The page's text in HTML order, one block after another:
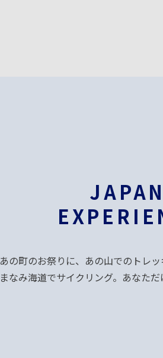
あの町のお祭りに、あの山でのトレ
まなみ海道でサイクリング。あなただ